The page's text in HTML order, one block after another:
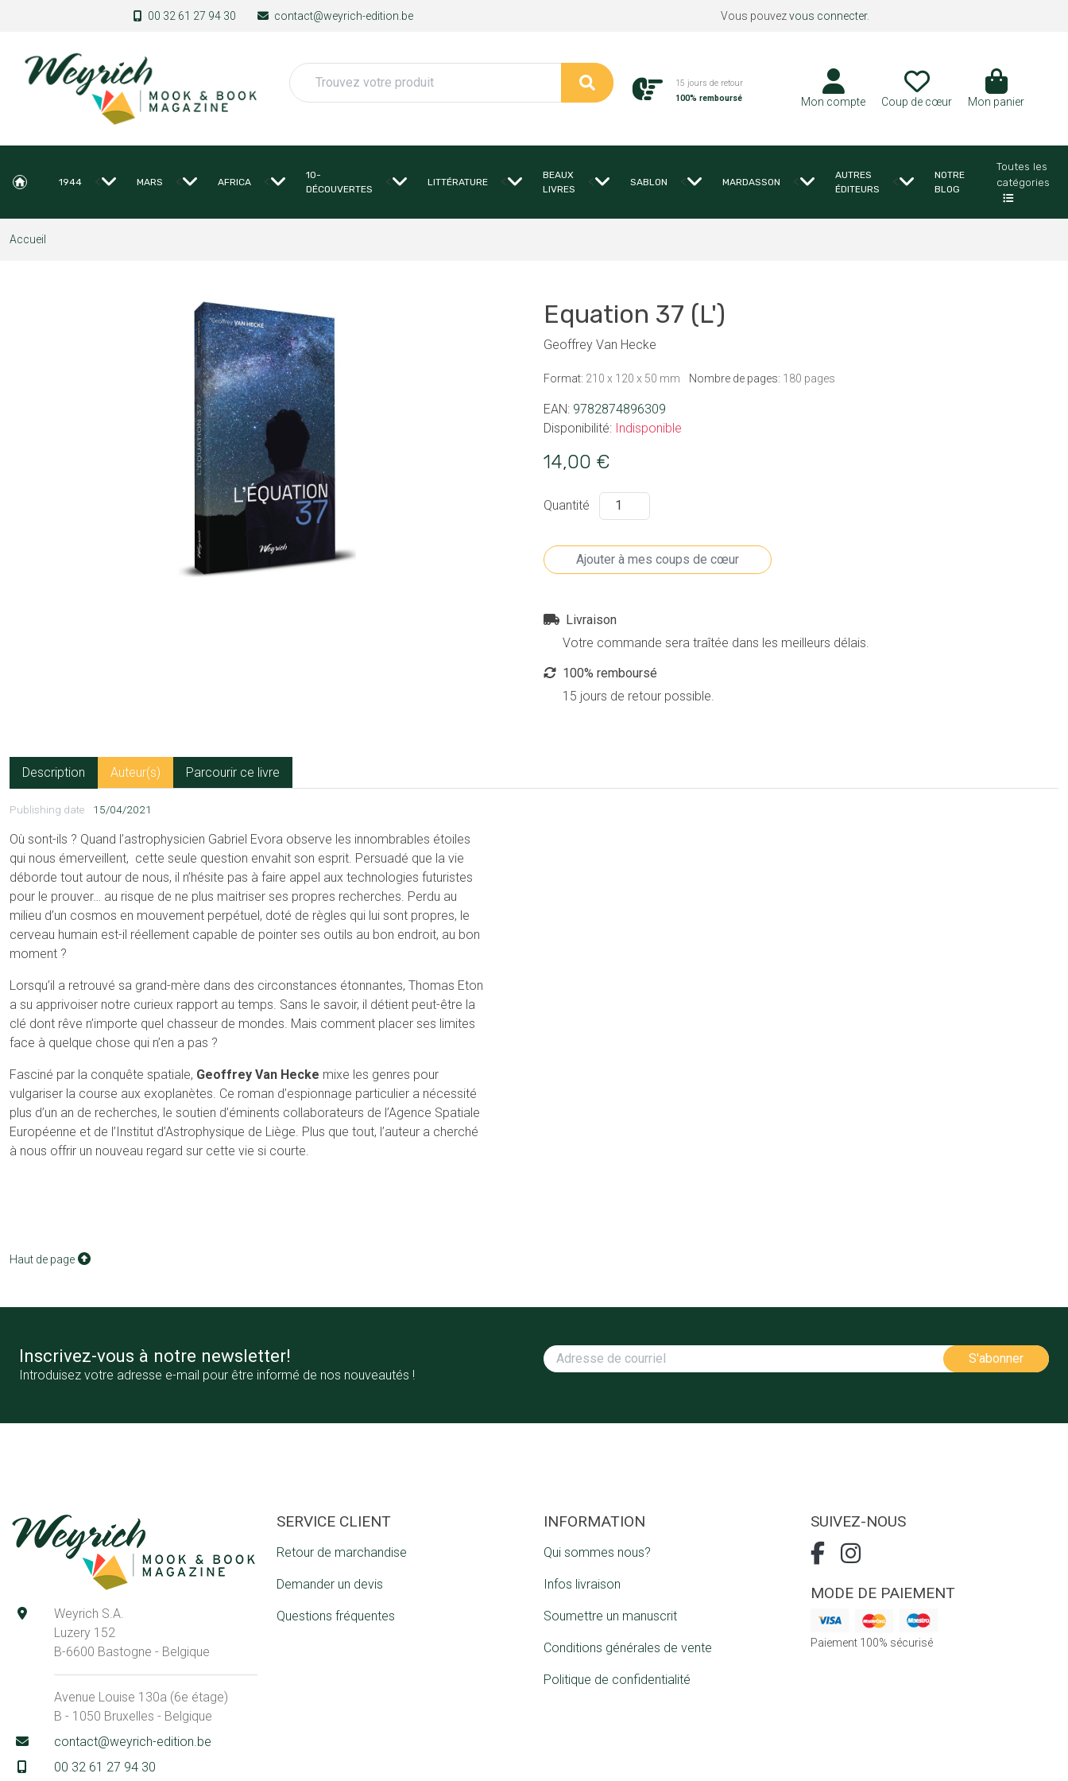
Aller au contenu principal 00 32 61 27 94 30 contact@weyrich-edition.be Vous pouvezvous connecter.
Rechercher
15 jours de retour
100% remboursé
Mon compte Coup de cœur Mon panier
1944 < MARS < AFRICA <
10-
DÉCOUVERTES
< LITTÉRATURE <
BEAUX
LIVRES
< SABLON < MARDASSON <
AUTRES
ÉDITEURS
<
NOTRE
BLOG
Toutes les
catégories
Accueil
Equation 37 (L')
Geoffrey Van Hecke
Format: 210 x 120 x 50 mm Nombre de pages: 180 pages
EAN: 9782874896309
Disponibilité: Indisponible
14,00 €
Quantité
Livraison
Votre commande sera traîtée dans les meilleurs délais.
100% remboursé
15 jours de retour possible.
Description Auteur(s) Parcourir ce livre
Publishing date 15/04/2021
Où sont-ils ? Quand l’astrophysicien Gabriel Evora observe les innombrables étoiles
qui nous émerveillent, cette seule question envahit son esprit. Persuadé que la vie
déborde tout autour de nous, il n’hésite pas à faire appel aux technologies futuristes
pour le prouver… au risque de ne plus maitriser ses propres recherches. Perdu au
milieu d’un cosmos en mouvement perpétuel, doté de règles qui lui sont propres, le
cerveau humain est-il réellement capable de pointer ses outils au bon endroit, au bon
moment ?
Lorsqu’il a retrouvé sa grand-mère dans des circonstances étonnantes, Thomas Eton
a su apprivoiser notre curieux rapport au temps. Sans le savoir, il détient peut-être la
clé dont rêve n’importe quel chasseur de mondes. Mais comment placer ses limites
face à quelque chose qui n’en a pas ?
Fasciné par la conquête spatiale, Geoffrey Van Hecke mixe les genres pour
vulgariser la course aux exoplanètes. Ce roman d’espionnage particulier a nécessité
plus d’un an de recherches, le soutien d’éminents collaborateurs de l’Agence Spatiale
Européenne et de l’Institut d’Astrophysique de Liège. Plus que tout, l’auteur a cherché
à nous offrir un nouveau regard sur cette vie si courte.
Haut de page
Inscrivez-vous à notre newsletter!
Introduisez votre adresse e-mail pour être informé de nos nouveautés !
Weyrich S.A.
Luzery 152
B-6600 Bastogne - Belgique
Avenue Louise 130a (6e étage)
B - 1050 Bruxelles - Belgique
contact@weyrich-edition.be
00 32 61 27 94 30
SERVICE CLIENT
Retour de marchandise
Demander un devis
Questions fréquentes
INFORMATION
Qui sommes nous?
Infos livraison
Soumettre un manuscrit
Conditions générales de vente
Politique de confidentialité
SUIVEZ-NOUS
MODE DE PAIEMENT
Paiement 100% sécurisé